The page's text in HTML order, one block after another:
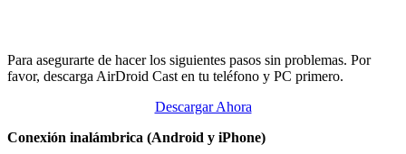
Para asegurarte de hacer los siguientes pasos sin problemas. Por
favor, descarga AirDroid Cast en tu teléfono y PC primero.
Descargar Ahora
Conexión inalámbrica (Android y iPhone)